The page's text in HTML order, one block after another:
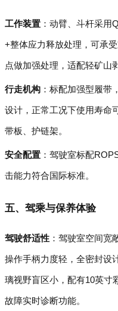
工作装置 ：动臂、斗杆采用
+整体应力释放处理，可承
点做加强处理，适配轻矿山
行走机构 ：标配加强型履带
设计，正常工况下使用寿命
带板、护链架。
安全配置 ：驾驶室标配
击能力符合国际标准。
五、驾乘与保养体验
驾驶舒适性 ：驾驶室空间宽
操作手柄力度轻，全密封设
璃视野盲区小，配有10英寸
故障实时诊断功能。